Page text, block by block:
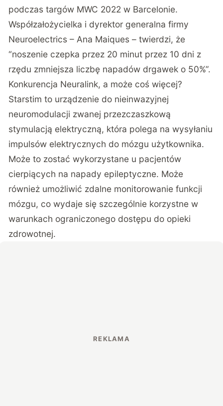
podczas targów MWC 2022 w Barcelonie.
Współzałożycielka i dyrektor generalna firmy
Neuroelectrics – Ana Maiques – twierdzi, że
“noszenie czepka przez 20 minut przez 10 dni z
rzędu zmniejsza liczbę napadów drgawek o 50%”.
Konkurencja Neuralink, a może coś więcej?
Starstim to urządzenie do nieinwazyjnej
neuromodulacji zwanej przezczaszkową
stymulacją elektryczną, która polega na wysyłaniu
impulsów elektrycznych do mózgu użytkownika.
Może to zostać wykorzystane u pacjentów
cierpiących na napady epileptyczne. Może
również umożliwić zdalne monitorowanie funkcji
mózgu, co wydaje się szczególnie korzystne w
warunkach ograniczonego dostępu do opieki
zdrowotnej.